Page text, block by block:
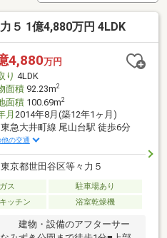
５ 1億4,880万円 4LDK
4,880万円
り 4LDK
面積92.23m2
面積100.69m2
月 2014年8月(築12年1ヶ月)
東急大井町線 尾山台駅 徒歩6分
他の交通
東京都世田谷区等々力５
ス
駐車場あり
ッチン 浴室乾燥機
建物・設備のアフターサー